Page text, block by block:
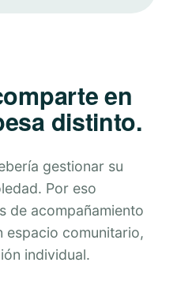
en
distinto.
gestionar su
Por eso
de acompañamiento
espacio comunitario,
individual.